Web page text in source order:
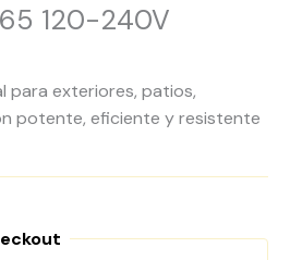
120-240V
para exteriores, patios,
potente, eficiente y resistente